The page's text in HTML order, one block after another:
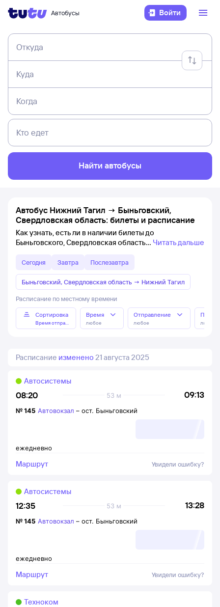
Автобусы Войти
Откуда
Куда
Когда
Кто едет
Найти автобусы
Автобус Нижний Тагил → Быньговский,
Свердловская область: билеты и расписание
Как узнать, есть ли в наличии билеты до
Быньговского, Свердловская область
Читать дальше
Сегодня Завтра Послезавтра
Быньговский, Свердловская область → Нижний Тагил
Расписание по местному времени
Сортировка
Время отправления
Время
любое
Отправление
любое любое
Расписание изменено 21 августа 2025
08:20 09:13
53 м
Автосистемы
ежедневно
№145 Автовокзал – ост. Быньговский
Маршрут Увидели ошибку?
12:35 13:28
53 м
Автосистемы
ежедневно
№145 Автовокзал – ост. Быньговский
Маршрут Увидели ошибку?
Техноком